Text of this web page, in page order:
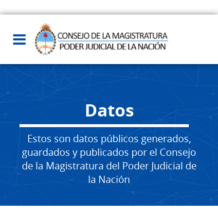
Datos
Estos son datos públicos generados,
guardados y publicados por el Consejo
de la Magistratura del Poder Judicial de
la Nación